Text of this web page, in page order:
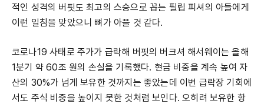
적인 성격의 버핏도 최고의 스승으로 꼽는 필립 피셔의 아들에게
이런 일침을 맞았으니 뼈가 아플 것 같다.
코로나19 사태로 주가가 급락해 버핏의 버크셔 해서웨이는 올해
1분기 약 60조 원의 손실을 기록했다. 현금 비중을 계속 높여 자
산의 30%가 넘게 보유한 것까지는 좋았는데 이번 급락장 기회에
서도 주식 비중을 높이지 못한 것처럼 보인다. 오히려 보유한 항